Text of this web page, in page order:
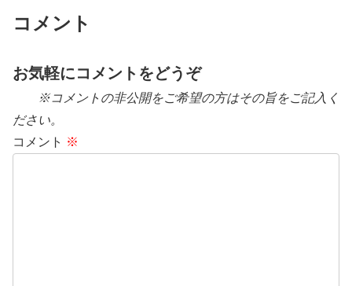
コメント
お気軽にコメントをどうぞ
※コメントの非公開をご希望の方はその旨をご記入く
ださい。
コメント ※